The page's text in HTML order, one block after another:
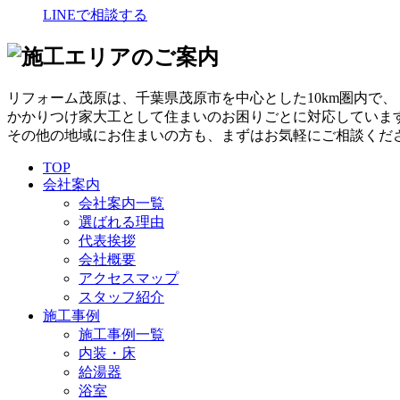
LINEで相談する
リフォーム茂原は、千葉県茂原市を中心とした10km圏内で、
かかりつけ家大工として住まいのお困りごとに対応していま
その他の地域にお住まいの方も、まずはお気軽にご相談くだ
TOP
会社案内
会社案内一覧
選ばれる理由
代表挨拶
会社概要
アクセスマップ
スタッフ紹介
施工事例
施工事例一覧
内装・床
給湯器
浴室